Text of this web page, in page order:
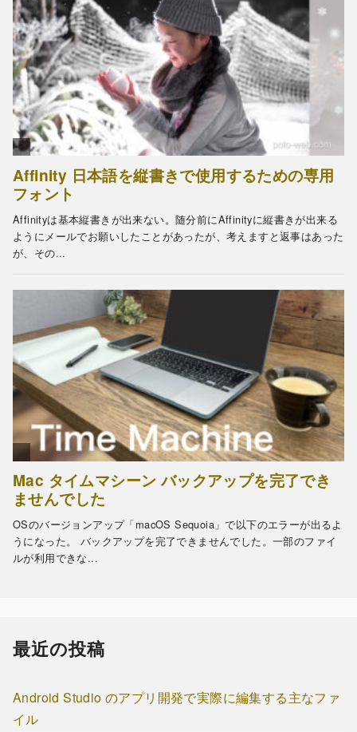
最近の投稿
Android Studio のアプリ開発で実際に編集する主なファ
イル